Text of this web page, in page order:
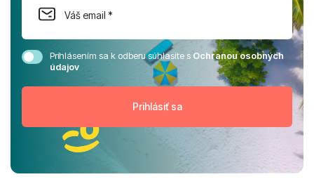
Prihlásením sa k odberu súhlasíte sOchranou osobných
údajov